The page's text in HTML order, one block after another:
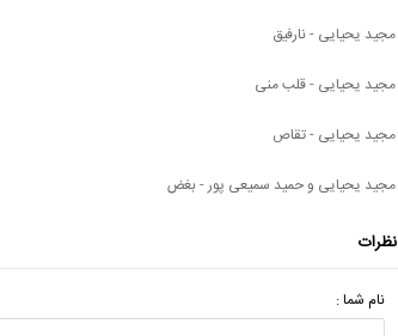
مجید یحیایی - نارفیق
مجید یحیایی - قلب منی
مجید یحیایی - تقاص
مجید یحیایی و حمید سمیعی پور - بغض
نظرات
نام شما :